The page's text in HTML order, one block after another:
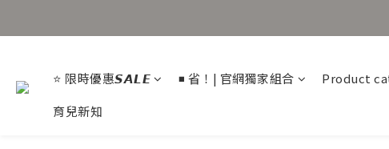
⭐ 限時優惠𝙎𝘼𝙇𝙀 ◾ 省！| 官網獨家組合 Product
育兒新知